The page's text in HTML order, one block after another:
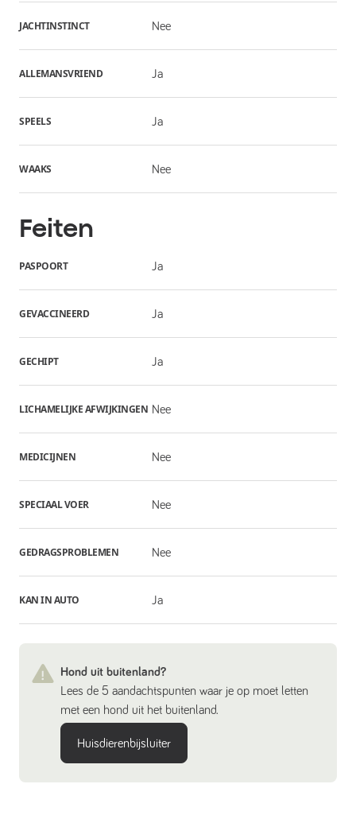
JACHTINSTINCT Nee
ALLEMANSVRIEND Ja
SPEELS Ja
WAAKS Nee
Feiten
PASPOORT Ja
GEVACCINEERD Ja
GECHIPT Ja
LICHAMELIJKE AFWIJKINGEN Nee
MEDICIJNEN Nee
SPECIAAL VOER Nee
GEDRAGSPROBLEMEN Nee
KAN IN AUTO Ja
Hond uit buitenland?
Lees de 5 aandachtspunten waar je op moet letten
met een hond uit het buitenland.
Huisdierenbijsluiter